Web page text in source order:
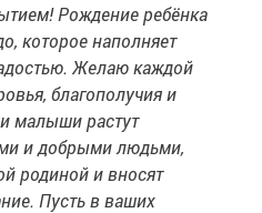
Рождение ребёнка
которое наполняет
Желаю каждой
благополучия и
малыши растут
и добрыми людьми,
родиной и вносят
Пусть в ваших